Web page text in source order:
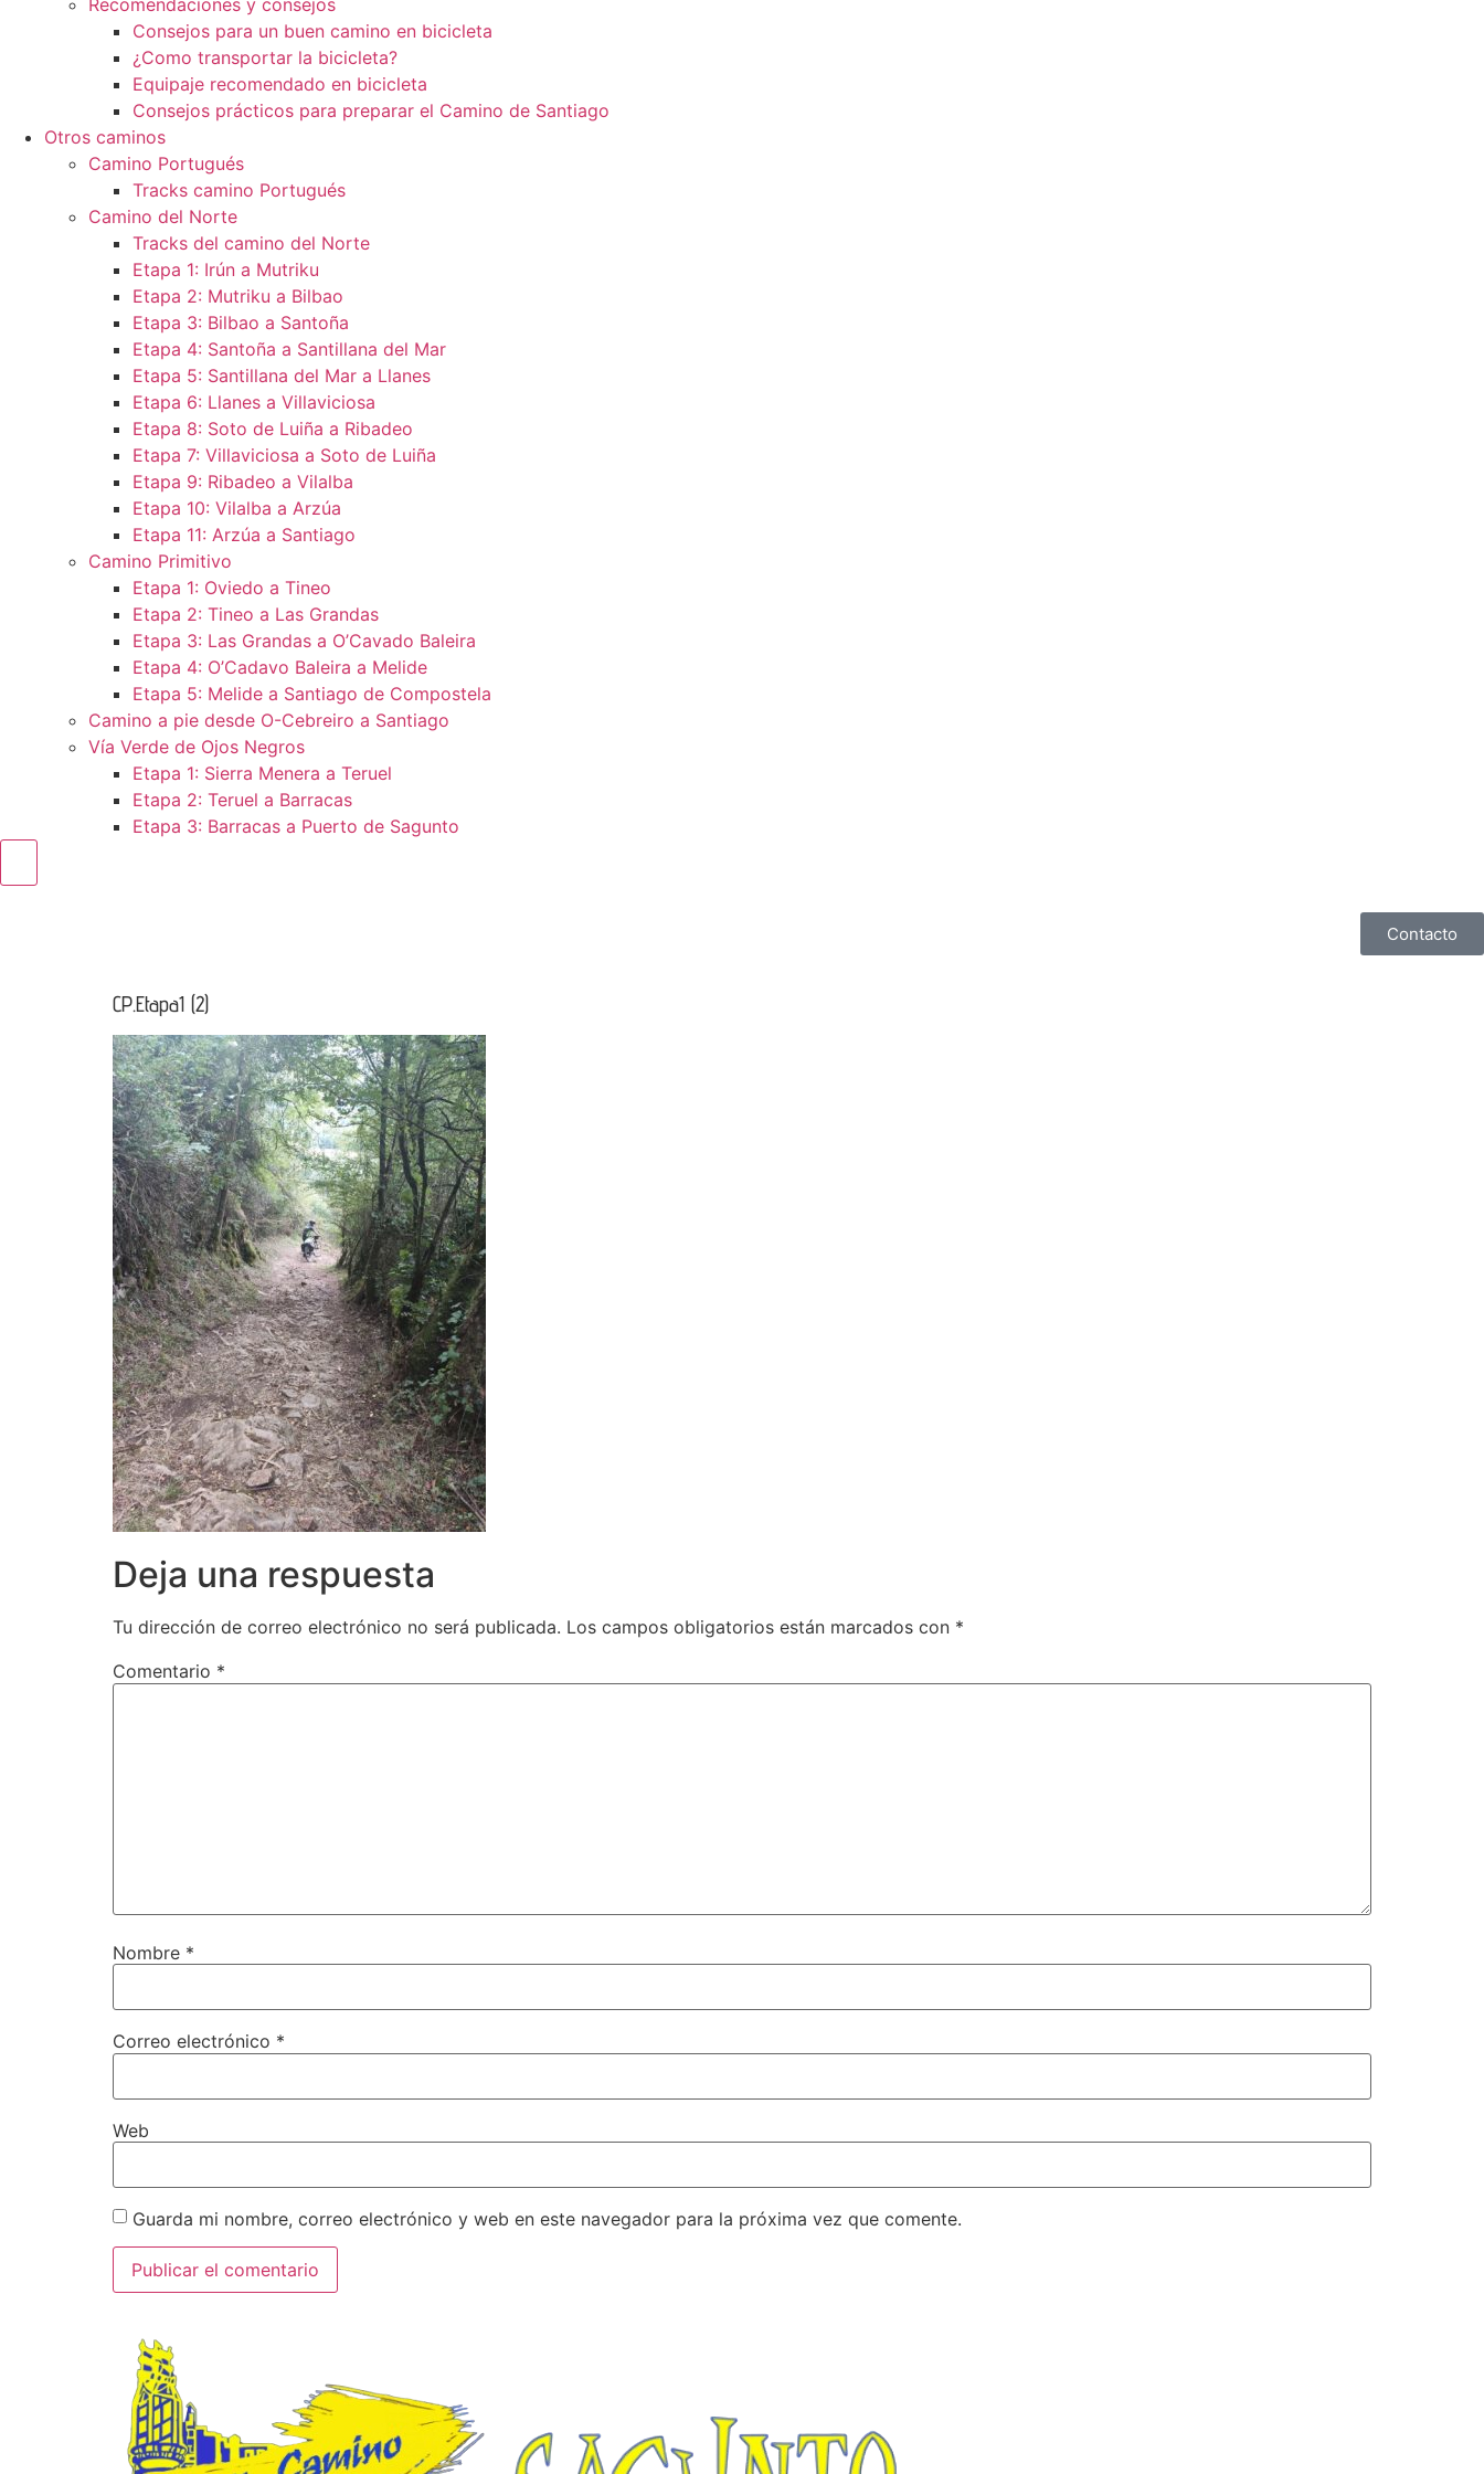
Recomendaciones y consejos
Consejos para un buen camino en bicicleta
¿Como transportar la bicicleta?
Equipaje recomendado en bicicleta
Consejos prácticos para preparar el Camino de Santiago
Otros caminos
Camino Portugués
Tracks camino Portugués
Camino del Norte
Tracks del camino del Norte
Etapa 1: Irún a Mutriku
Etapa 2: Mutriku a Bilbao
Etapa 3: Bilbao a Santoña
Etapa 4: Santoña a Santillana del Mar
Etapa 5: Santillana del Mar a Llanes
Etapa 6: Llanes a Villaviciosa
Etapa 8: Soto de Luiña a Ribadeo
Etapa 7: Villaviciosa a Soto de Luiña
Etapa 9: Ribadeo a Vilalba
Etapa 10: Vilalba a Arzúa
Etapa 11: Arzúa a Santiago
Camino Primitivo
Etapa 1: Oviedo a Tineo
Etapa 2: Tineo a Las Grandas
Etapa 3: Las Grandas a O’Cavado Baleira
Etapa 4: O’Cadavo Baleira a Melide
Etapa 5: Melide a Santiago de Compostela
Camino a pie desde O-Cebreiro a Santiago
Vía Verde de Ojos Negros
Etapa 1: Sierra Menera a Teruel
Etapa 2: Teruel a Barracas
Etapa 3: Barracas a Puerto de Sagunto
Contacto
CP.Etapa1 (2)
Deja una respuesta
Tu dirección de correo electrónico no será publicada. Los campos obligatorios están marcados con *
Comentario *
Nombre *
Correo electrónico *
Web
Guarda mi nombre, correo electrónico y web en este navegador para la próxima vez que comente.